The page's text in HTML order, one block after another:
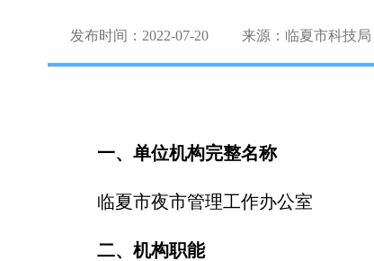
发布时间：2022-07-20 来源：临夏市科技局
一、单位机构完整名称
临夏市夜市管理工作办公室
二、机构职能